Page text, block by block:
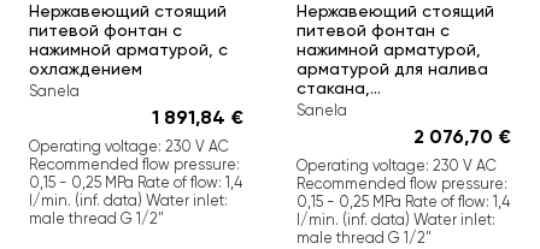
Нержавеющий стоящий
питевой фонтан с
нажимной арматурой, с
охлаждением
Sanela
1 891,84 €
Operating voltage: 230 V AC
Recommended flow pressure:
0,15 - 0,25 MPa Rate of flow: 1,4
l/min. (inf. data) Water inlet:
male thread G 1/2"
Нержавеющий стоящий
питевой фонтан с
нажимной арматурой,
арматурой для налива
стакана,...
Sanela
2 076,70 €
Operating voltage: 230 V AC
Recommended flow pressure:
0,15 - 0,25 MPa Rate of flow: 1,4
l/min. (inf. data) Water inlet:
male thread G 1/2"